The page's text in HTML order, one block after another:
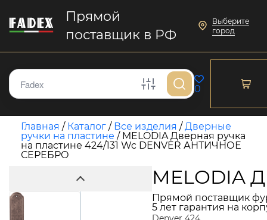
Прямой
поставщик в РФ
Выберите
город
0
Главная / Каталог / Все изделия /Дверные
ручки на пластине / MELODIA Дверная ручка
на пластине 424/131 Wc DENVER АНТИЧНОЕ
СЕРЕБРО
MELODIA
Прямой поставщик
5 лет гарантия на